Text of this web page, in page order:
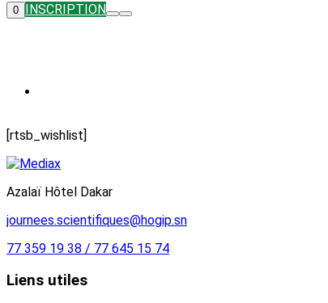
0 INSCRIPTION
[rtsb_wishlist]
Azalaï Hôtel Dakar
journees.scientifiques@hogip.sn
77 359 19 38 / 77 645 15 74
Liens utiles